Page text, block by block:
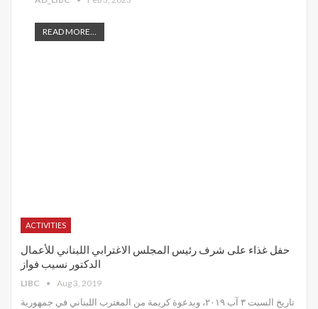
READ MORE...
ACTIVITIES
حفل غذاء على شرف رئيس المجلس الاغترابي اللبناني للأعمال
الدكتور نسيب فواز
LIBC Aug 3, 2019
تاريخ السبت ٣ آب ٢٠١٩، وبدعوة كريمة من المغترب اللبناني في جمهورية